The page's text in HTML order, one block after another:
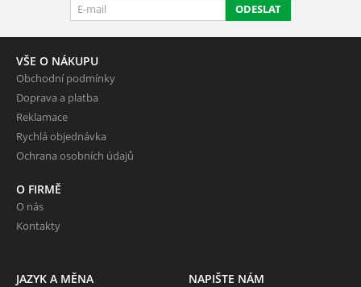
ODESLAT
VŠE O NÁKUPU
Obchodní podmínky
Doprava a platba
Reklamace
Rychlá objednávka
Ochrana osobních údajů
O FIRMĚ
O nás
Kontakty
JAZYK A MĚNA NAPIŠTE NÁM